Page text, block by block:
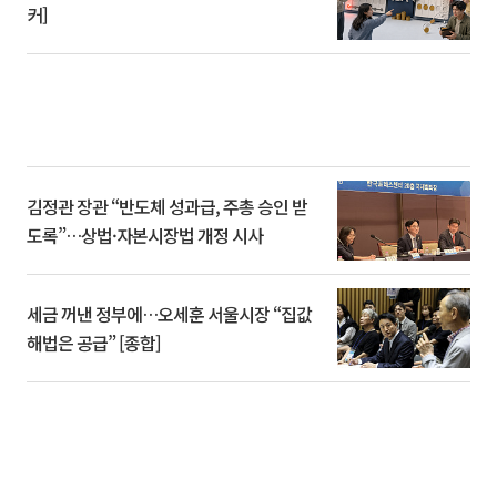
커]
김정관 장관 “반도체 성과급, 주총 승인 받
도록”…상법·자본시장법 개정 시사
세금 꺼낸 정부에…오세훈 서울시장 “집값
해법은 공급” [종합]